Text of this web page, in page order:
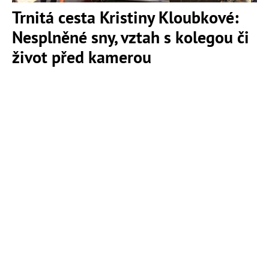
Trnitá cesta Kristiny Kloubkové:
Nesplněné sny, vztah s kolegou či
život před kamerou